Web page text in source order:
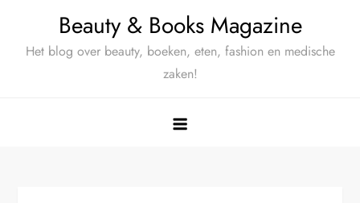
Beauty & Books Magazine
Het blog over beauty, boeken, eten, fashion en medische
zaken!